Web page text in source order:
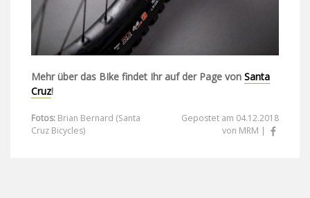
Mehr über das BIke findet Ihr auf der Page von Santa
Cruz!
Fotos: Brian Bernard (Santa
Cruz Bicycles)
Gepostet am 04.12.2018
von MRM |